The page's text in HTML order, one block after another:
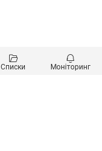
Списки Моніторинг